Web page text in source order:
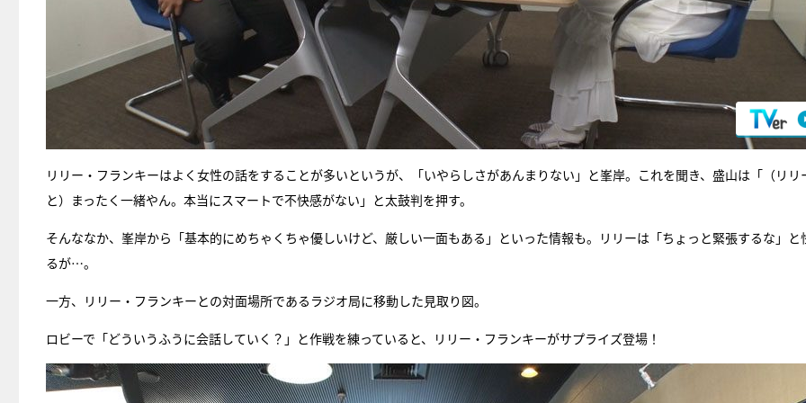
リリー・フランキーはよく女性の話をすることが多いというが、「いやらしさがあんまりない」と峯岸。これを聞き、盛山は「（リリ
と）まったく一緒やん。本当にスマートで不快感がない」と太鼓判を押す。
そんななか、峯岸から「基本的にめちゃくちゃ優しいけど、厳しい一面もある」といった情報も。リリーは「ちょっと緊張するな」と
るが…。
一方、リリー・フランキーとの対面場所であるラジオ局に移動した見取り図。
ロビーで「どういうふうに会話していく？」と作戦を練っていると、リリー・フランキーがサプライズ登場！